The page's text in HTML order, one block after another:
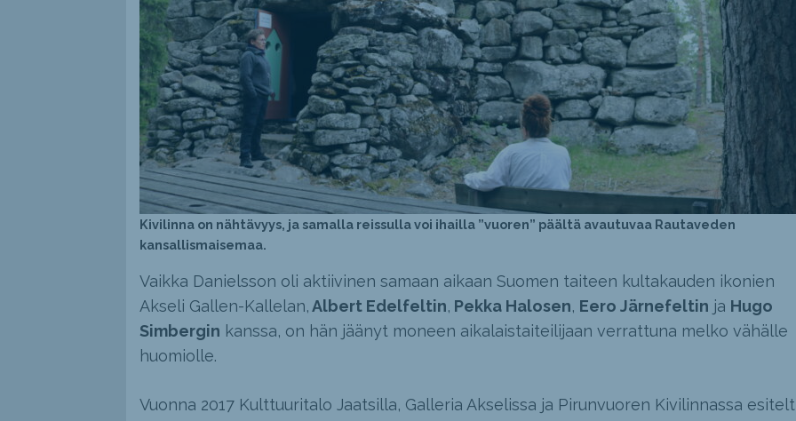
Kivilinna on nähtävyys, ja samalla reissulla voi ihailla ”vuoren” päältä avautuvaa Rautaveden
kansallismaisemaa.
Vaikka Danielsson oli aktiivinen samaan aikaan Suomen taiteen kultakauden ikonien
Akseli Gallen-Kallelan,Albert Edelfeltin, Pekka Halosen, Eero Järnefeltin ja Hugo
Simbergin kanssa, on hän jäänyt moneen aikalaistaiteilijaan verrattuna melko vähälle
huomiolle.
Vuonna 2017 Kulttuuritalo Jaatsilla, Galleria Akselissa ja Pirunvuoren Kivilinnassa